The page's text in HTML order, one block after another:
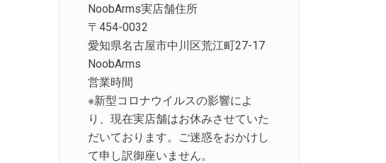
NoobArms実店舗住所
〒454-0032
愛知県名古屋市中川区荒江町27-17
NoobArms
営業時間
※新型コロナウイルスの影響によ
り、現在実店舗はお休みさせていた
だいております。ご迷惑をおかけし
て申し訳御座いません。